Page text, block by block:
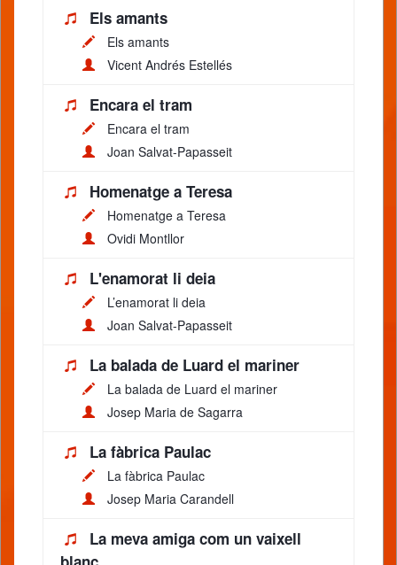
Els amants
Els amants
Vicent Andrés Estellés
Encara el tram
Encara el tram
Joan Salvat-Papasseit
Homenatge a Teresa
Homenatge a Teresa
Ovidi Montllor
L'enamorat li deia
L’enamorat li deia
Joan Salvat-Papasseit
La balada de Luard el mariner
La balada de Luard el mariner
Josep Maria de Sagarra
La fàbrica Paulac
La fàbrica Paulac
Josep Maria Carandell
La meva amiga com un vaixell